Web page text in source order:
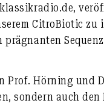
CitroBiotic
Prof. Hörning und
sondern auch